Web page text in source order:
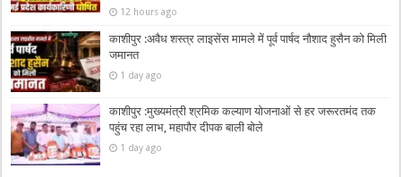
12 hours ago
काशीपुर :अवैध शस्त्र लाइसेंस मामले में पूर्व पार्षद नौशाद हुसैन को मिली
जमानत
1 day ago
काशीपुर :मुख्यमंत्री श्रमिक कल्याण योजनाओं से हर जरूरतमंद तक
पहुंच रहा लाभ, महापौर दीपक बाली बोले
1 day ago